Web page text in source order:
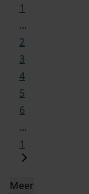
1
...
2
3
4
5
6
...
1
Meer